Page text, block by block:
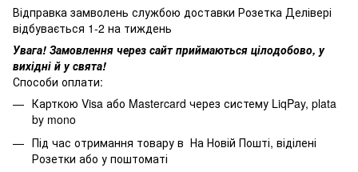
Відправка замволень службою доставки Розетка Делівері
відбувається 1-2 на тиждень
Увага! Замовлення через сайт приймаються цілодобово, у
вихідні й у свята!
Способи оплати:
Карткою Visa або Mastercard через систему LiqPay, plata
by mono
Під час отримання товару в На Новій Пошті, віділені
Розетки або у поштоматі